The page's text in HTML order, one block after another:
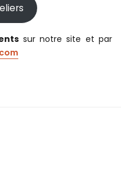
sur notre site et par